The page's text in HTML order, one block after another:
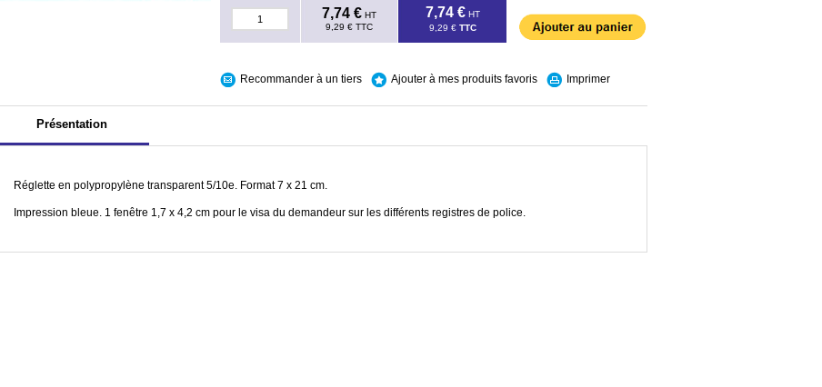
7,74 € HT
9,29 € TTC
7,74 € HT
9,29 € TTC
Recommander à un tiers Ajouter à mes produits favoris Imprimer
Présentation
Réglette en polypropylène transparent 5/10e. Format 7 x 21 cm.
Impression bleue. 1 fenêtre 1,7 x 4,2 cm pour le visa du demandeur sur les différents registres de police.